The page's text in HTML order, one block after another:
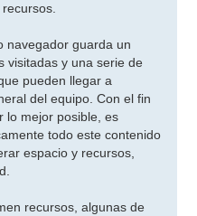
navegador guarda un
visitadas y una serie de
pueden llegar a
del equipo. Con el fin
lo mejor posible, es
todo este contenido
espacio y recursos,
recursos, algunas de